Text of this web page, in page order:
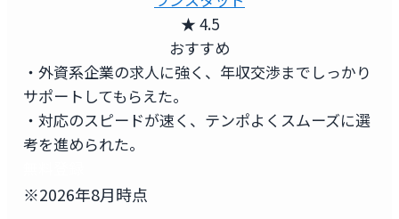
★ 4.5
おすすめ
・外資系企業の求人に強く、年収交渉までしっかり
サポートしてもらえた。
・対応のスピードが速く、テンポよくスムーズに選
考を進められた。
※2026年8月時点